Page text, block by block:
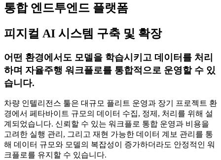
통합 엔드투엔드 플랫폼
피지컬 AI 시스템 구축 및 확장
어떤 환경에서도 모델을 학습시키고 데이터를 처리
하며 자율주행 워크플로를 통합적으로 운영할 수 있
습니다.
차량 인텔리전스 툴은 대규모 플리트 운영과 장기 프로젝트 환
경에서 페타바이트 규모의 데이터 수집, 정제, 처리를 위해 설
계되었습니다. 신뢰할 수 있는 워크플로 통합 운영과 비용을
고려한 실행 관리, 그리고 재현 가능한 데이터 계보 관리를 통
해 데이터 규모와 모델의 복잡성이 증가하더라도 안정적인 워
크플로를 유지할 수 있습니다.